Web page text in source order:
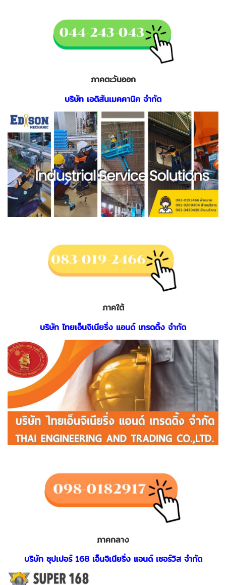
ภาคตะวันออก
บริษัท เอดิสันเมคคานิค จำกัด
ภาคใต้
บริษัท ไทยเอ็นจิเนียริ่ง แอนด์ เทรดดิ้ง จำกัด
ภาคกลาง
บริษัท ซุปเปอร์ 168 เอ็นจิเนียริ่ง แอนด์ เซอร์วิส จํากัด